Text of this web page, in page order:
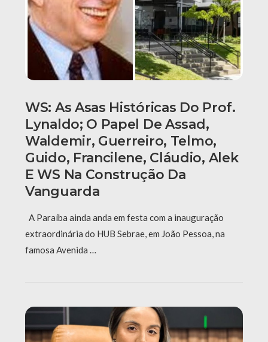
WS: As Asas Históricas Do Prof.
Lynaldo; O Papel De Assad,
Waldemir, Guerreiro, Telmo,
Guido, Francilene, Cláudio, Alek
E WS Na Construção Da
Vanguarda
A Paraíba ainda anda em festa com a inauguração
extraordinária do HUB Sebrae, em João Pessoa, na
famosa Avenida …